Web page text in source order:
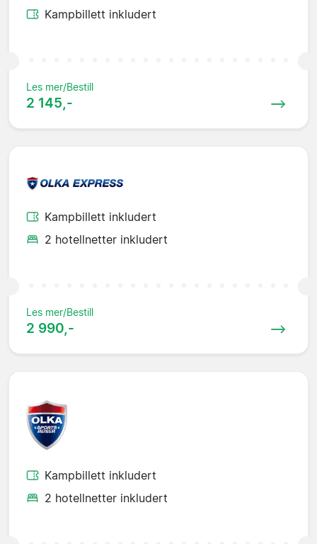
Kampbillett inkludert
Les mer/Bestill
2 145,-
Kampbillett inkludert
2 hotellnetter inkludert
Les mer/Bestill
2 990,-
Kampbillett inkludert
2 hotellnetter inkludert